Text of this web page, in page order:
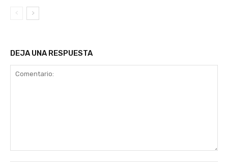
DEJA UNA RESPUESTA